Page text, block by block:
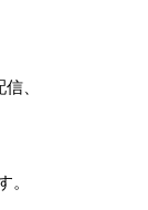
、
。